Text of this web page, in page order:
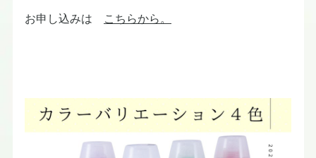
お申し込みは こちらから。